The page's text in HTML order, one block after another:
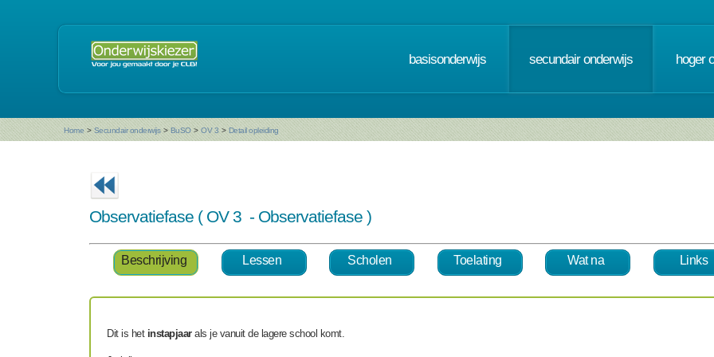
basisonderwijs secundair onderwijs hoger
Home > Secundair onderwijs > BuSO > OV 3 > Detail opleiding
Observatiefase ( OV 3 - Observatiefase )
Beschrijving Lessen Scholen Toelating Wat na Links
Dit is het instapjaarals je vanuit de lagere school komt.